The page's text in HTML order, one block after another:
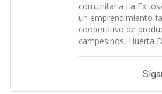
comunitaria La
un emprendimiento
cooperativo de
campesinos, Huerta